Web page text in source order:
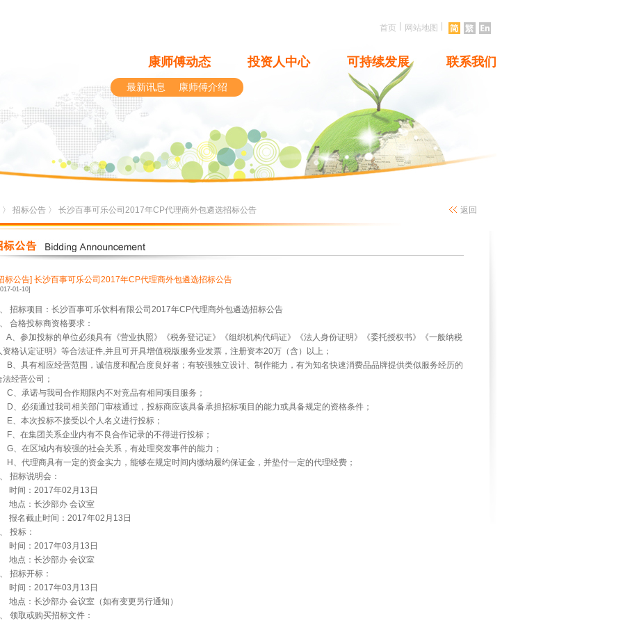
首页 网站地图
康师傅动态 投资人中心 可持续发展 联系我们
最新讯息 康师傅介绍
〉 招标公告 〉 长沙百事可乐公司2017年CP代理商外包遴选招标公告 返回
标公告] 长沙百事可乐公司2017年CP代理商外包遴选招标公告
01-10]
、 招标项目：长沙百事可乐饮料有限公司 2017年CP代理商外包遴选招标公告
、
合格投标商资格要求：
A、参加投标的单位必须具有《营业执照》《税务登记证》《组织机构代码证》《法人身份证明》《委托授权书》《一般纳税
资格认定证明》等合法证件,并且可开具增值税版服务业发票，注册资本20万（含）以上；
B、具有相应经营范围，诚信度和配合度良好者；有较强独立设计、制作能力，有为知名快速消费品品牌提供类似服务经历的
法经营公司；
C、承诺与我司合作期限内不对竞品有相同项目服务；
D、必须通过我司相关部门审核通过，投标商应该具备承担招标项目的能力或具备规定的资格条件；
E、本次投标不接受以个人名义进行投标；
F、在集团关系企业内有不良合作记录的不得进行投标；
G、在区域内有较强的社会关系，有处理突发事件的能力；
H 、代理商具有一定的资金实力，能够在规定时间内缴纳履约保证金，并垫付一定的代理经费；
、
招标说明会：
时间： 2017年02 月 13 日
地点：长沙部办 会议室
报名截止时间： 2017年02 月 13 日
、
投标：
时间： 2017年03 月 13 日
地点：长沙部办 会议室
、
招标开标：
时间： 2017年03 月 13 日
地点：长沙部办 会议室（如有变更另行通知）
、 领取或购买招标文件：